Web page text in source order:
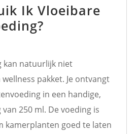
Ik Vloeibare
kan natuurlijk niet
pakket. Je ontvangt
in een handige,
250 ml. De voeding is
kamerplanten goed te laten